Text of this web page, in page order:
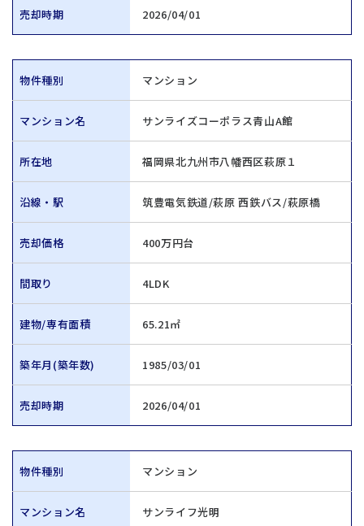
売却時期 2026/04/01
物件種別 マンション
マンション名 サンライズコーポラス青山A館
所在地 福岡県北九州市八幡西区萩原１
沿線・駅 筑豊電気鉄道/萩原 西鉄バス/萩原橋
売却価格 400万円台
間取り 4LDK
建物/専有面積 65.21㎡
築年月(築年数) 1985/03/01
売却時期 2026/04/01
物件種別 マンション
マンション名 サンライフ光明